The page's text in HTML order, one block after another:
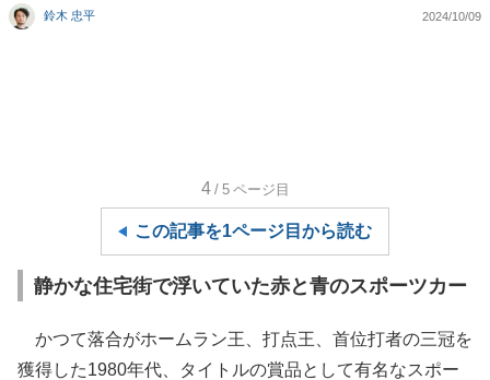
鈴木 忠平 2024/10/09
4 /5 ページ目
この記事を1ページ目から読む
静かな住宅街で浮いていた赤と青のスポーツカー
かつて落合がホームラン王、打点王、首位打者の三冠を
獲得した1980年代、タイトルの賞品として有名なスポー